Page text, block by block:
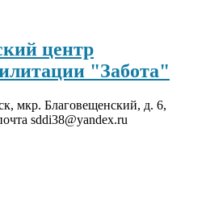
центр
"Забота"
мкр. Благовещенский, д. 6,
sddi38@yandex.ru